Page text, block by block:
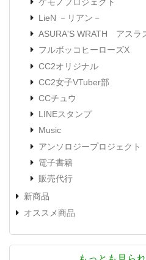
LieN －リアン－
ASURA'S WRATH アスラ
フルボッコヒーローズX
CC2オリジナル
CC2女子VTuber部
CCチュウ
LINEスタンプ
Music
アンソロジープロジェクト
電子書籍
販売代行
新商品
オススメ商品